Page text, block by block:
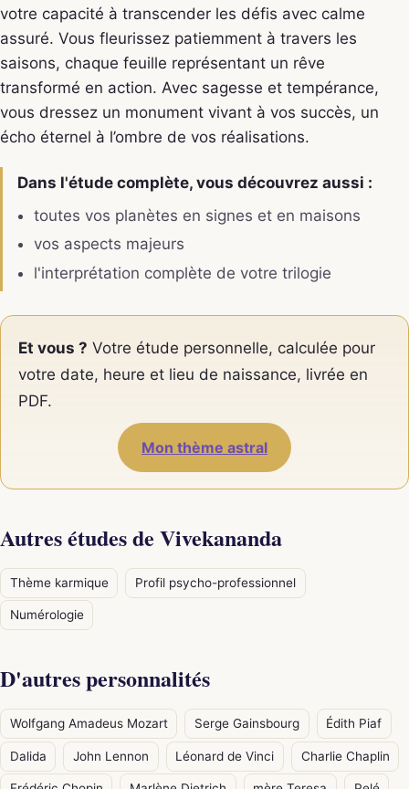
votre capacité à transcender les défis avec calme
assuré. Vous fleurissez patiemment à travers les
saisons, chaque feuille représentant un rêve
transformé en action. Avec sagesse et tempérance,
vous dressez un monument vivant à vos succès, un
écho éternel à l’ombre de vos réalisations.
Dans l'étude complète, vous découvrez aussi :
toutes vos planètes en signes et en maisons
vos aspects majeurs
l'interprétation complète de votre trilogie
Et vous ? Votre étude personnelle, calculée pour
votre date, heure et lieu de naissance, livrée en
PDF.
Mon thème astral
Autres études de Vivekananda
Thème karmique Profil psycho-professionnel
Numérologie
D'autres personnalités
Wolfgang Amadeus Mozart Serge Gainsbourg Édith Piaf
Dalida John Lennon Léonard de Vinci Charlie Chaplin